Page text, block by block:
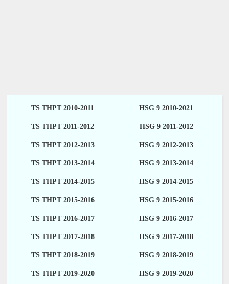
TS THPT 2010-2011 HSG 9 2010-2021
TS THPT 2011-2012 HSG 9 2011-2012
TS THPT 2012-2013 HSG 9 2012-2013
TS THPT 2013-2014 HSG 9 2013-2014
TS THPT 2014-2015 HSG 9 2014-2015
TS THPT 2015-2016 HSG 9 2015-2016
TS THPT 2016-2017 HSG 9 2016-2017
TS THPT 2017-2018 HSG 9 2017-2018
TS THPT 2018-2019 HSG 9 2018-2019
TS THPT 2019-2020 HSG 9 2019-2020